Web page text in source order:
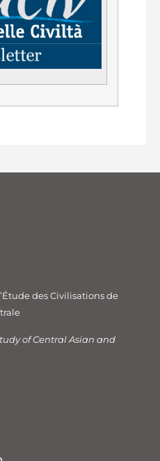
des Civilisations de
of Central Asian and